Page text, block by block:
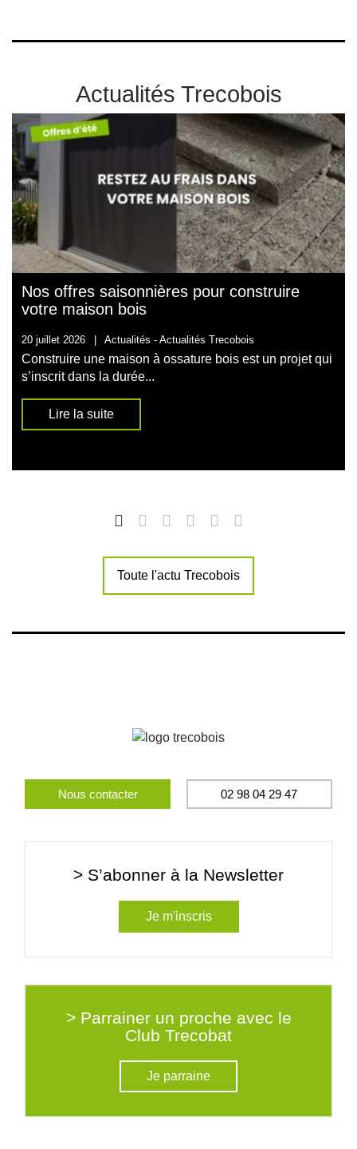
Actualités Trecobois
Nos offres saisonnières pour construire
votre maison bois
20 juillet 2026 Actualités - Actualités Trecobois
Construire une maison à ossature bois est un projet qui
s’inscrit dans la durée...
Lire la suite
Toute l'actu Trecobois
Nous contacter 02 98 04 29 47
> S’abonner à la Newsletter
Je m'inscris
> Parrainer un proche avec le
Club Trecobat
Je parraine